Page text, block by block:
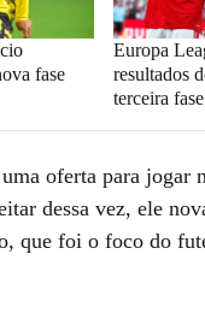
fase
Europa
resultados
terceira
oferta para jogar
dessa vez, ele
que foi o foco do